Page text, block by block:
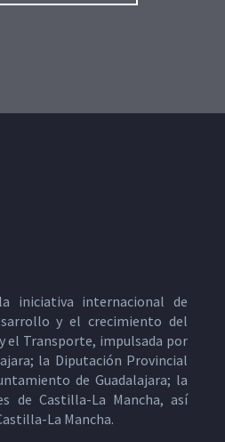
iniciativa internacional de
y el crecimiento del
el Transporte, impulsada por
la Diputación Provincial
de Guadalajara; la
de Castilla-La Mancha, así
La Mancha.